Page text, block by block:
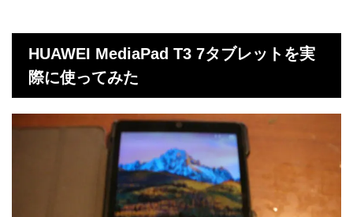
HUAWEI MediaPad T3 7タブレットを実
際に使ってみた